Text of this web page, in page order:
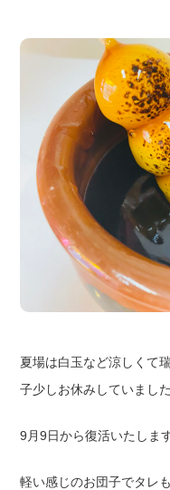
夏場は白玉など涼しくて
子少しお休みしていました
9月9日から復活いたします
軽い感じのお団子でタレ